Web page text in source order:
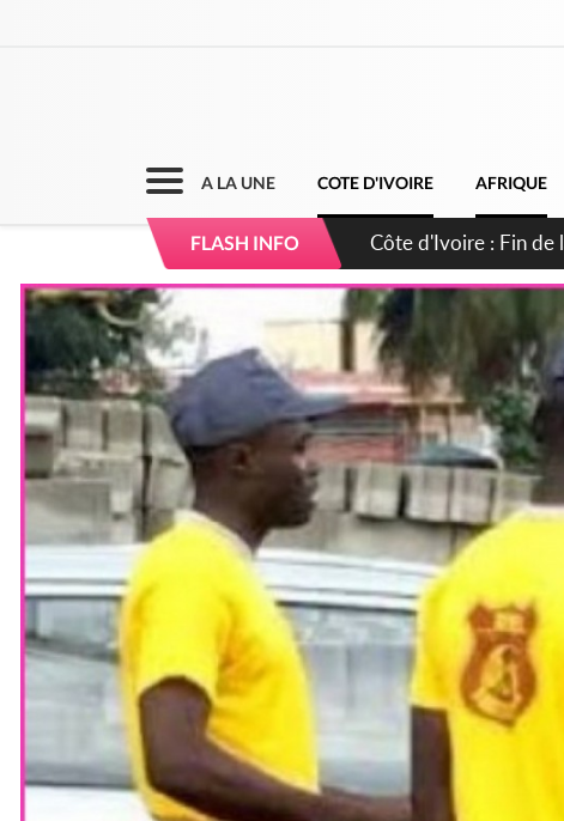
A LA UNE COTE D'IVOIRE AFRIQUE
FLASH INFO Côte d'Ivoire :